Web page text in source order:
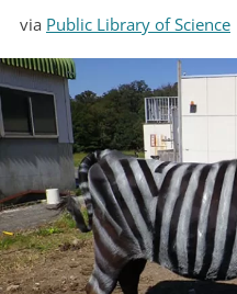
via Public Library of Science